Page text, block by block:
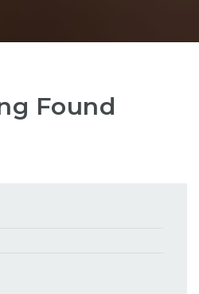
Found